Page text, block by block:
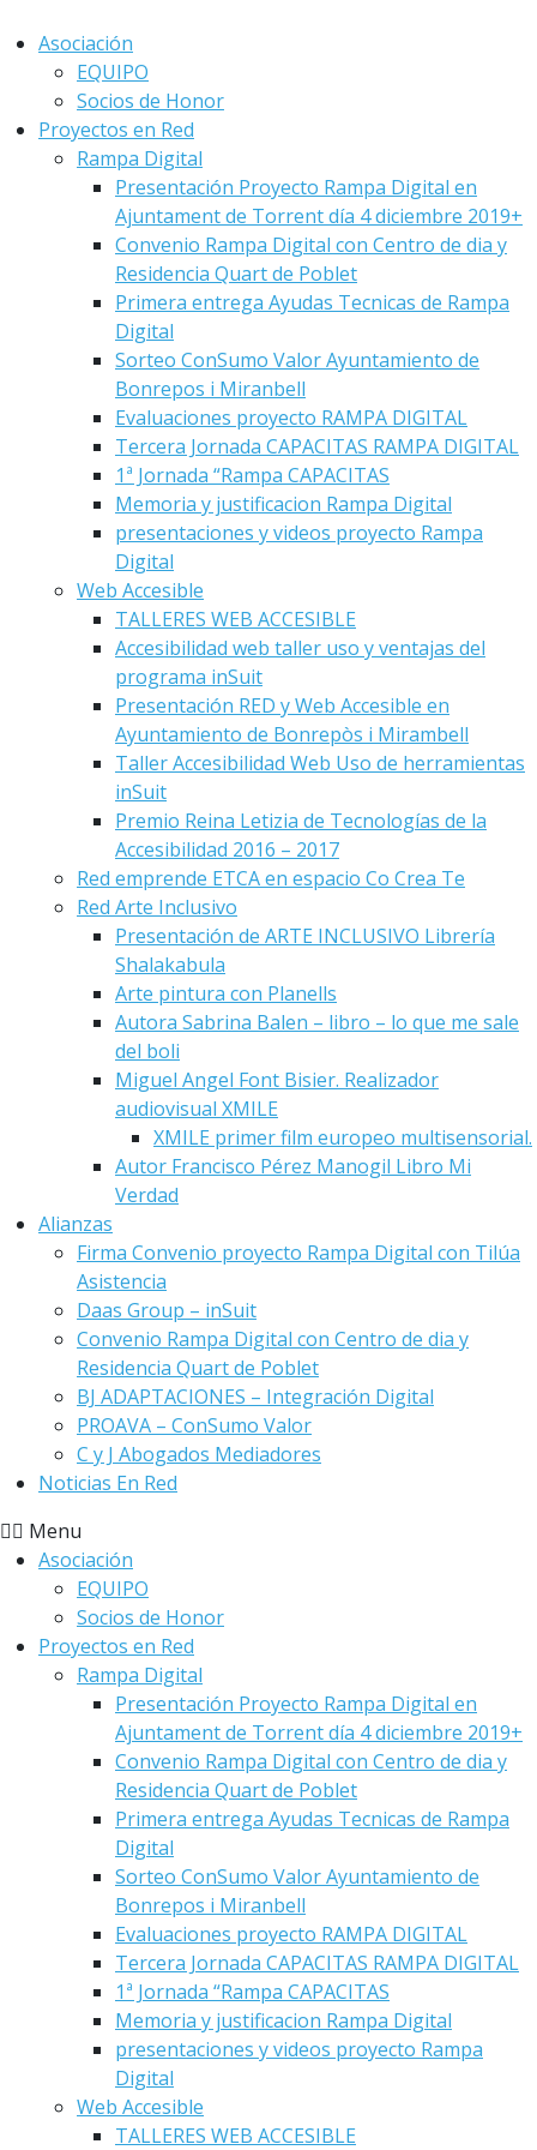
Asociación
EQUIPO
Socios de Honor
Proyectos en Red
Rampa Digital
Presentación Proyecto Rampa Digital en
Ajuntament de Torrent día 4 diciembre 2019+
Convenio Rampa Digital con Centro de dia y
Residencia Quart de Poblet
Primera entrega Ayudas Tecnicas de Rampa
Digital
Sorteo ConSumo Valor Ayuntamiento de
Bonrepos i Miranbell
Evaluaciones proyecto RAMPA DIGITAL
Tercera Jornada CAPACITAS RAMPA DIGITAL
1ª Jornada “Rampa CAPACITAS
Memoria y justificacion Rampa Digital
presentaciones y videos proyecto Rampa
Digital
Web Accesible
TALLERES WEB ACCESIBLE
Accesibilidad web taller uso y ventajas del
programa inSuit
Presentación RED y Web Accesible en
Ayuntamiento de Bonrepòs i Mirambell
Taller Accesibilidad Web Uso de herramientas
inSuit
Premio Reina Letizia de Tecnologías de la
Accesibilidad 2016 – 2017
Red emprende ETCA en espacio Co Crea Te
Red Arte Inclusivo
Presentación de ARTE INCLUSIVO Librería
Shalakabula
Arte pintura con Planells
Autora Sabrina Balen – libro – lo que me sale
del boli
Miguel Angel Font Bisier. Realizador
audiovisual XMILE
XMILE primer film europeo multisensorial.
Autor Francisco Pérez Manogil Libro Mi
Verdad
Alianzas
Firma Convenio proyecto Rampa Digital con Tilúa
Asistencia
Daas Group – inSuit
Convenio Rampa Digital con Centro de dia y
Residencia Quart de Poblet
BJ ADAPTACIONES – Integración Digital
PROAVA – ConSumo Valor
C y J Abogados Mediadores
Noticias En Red
Menu
Asociación
EQUIPO
Socios de Honor
Proyectos en Red
Rampa Digital
Presentación Proyecto Rampa Digital en
Ajuntament de Torrent día 4 diciembre 2019+
Convenio Rampa Digital con Centro de dia y
Residencia Quart de Poblet
Primera entrega Ayudas Tecnicas de Rampa
Digital
Sorteo ConSumo Valor Ayuntamiento de
Bonrepos i Miranbell
Evaluaciones proyecto RAMPA DIGITAL
Tercera Jornada CAPACITAS RAMPA DIGITAL
1ª Jornada “Rampa CAPACITAS
Memoria y justificacion Rampa Digital
presentaciones y videos proyecto Rampa
Digital
Web Accesible
TALLERES WEB ACCESIBLE